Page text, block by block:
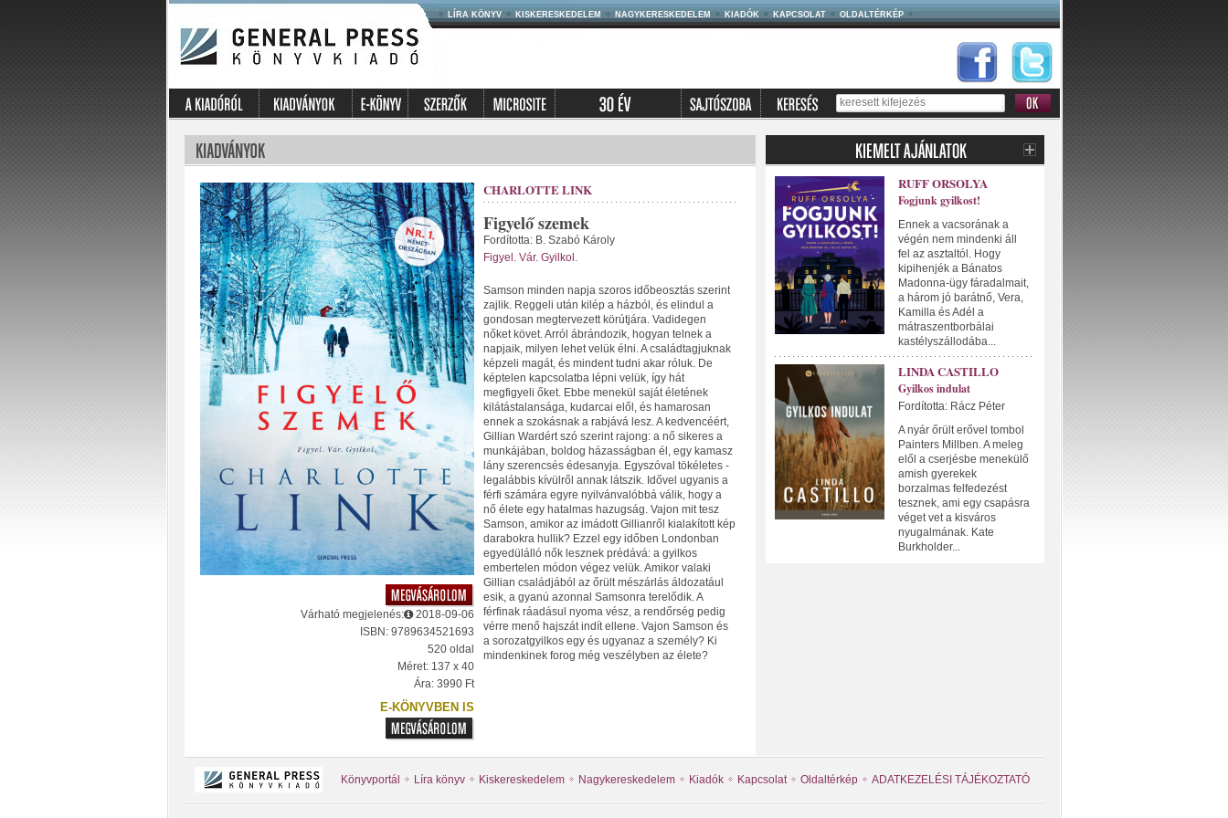
LÍRA KÖNYV KISKERESKEDELEM NAGYKERESKEDELEM KIADÓK KAPCSOLAT OLDALTÉRKÉP
Várható megjelenés:
2018-09-06
ISBN: 9789634521693
520 oldal
Méret: 137 x 40
Ára: 3990 Ft
E-KÖNYVBEN IS
CHARLOTTE LINK
Figyelő szemek
Fordította: B. Szabó Károly
Figyel. Vár. Gyilkol.
Samson minden napja szoros időbeosztás szerint
zajlik. Reggeli után kilép a házból, és elindul a
gondosan megtervezett körútjára. Vadidegen
nőket követ. Arról ábrándozik, hogyan telnek a
napjaik, milyen lehet velük élni. A családtagjuknak
képzeli magát, és mindent tudni akar róluk. De
képtelen kapcsolatba lépni velük, így hát
megfigyeli őket. Ebbe menekül saját életének
kilátástalansága, kudarcai elől, és hamarosan
ennek a szokásnak a rabjává lesz. A kedvencéért,
Gillian Wardért szó szerint rajong: a nő sikeres a
munkájában, boldog házasságban él, egy kamasz
lány szerencsés édesanyja. Egyszóval tökéletes -
legalábbis kívülről annak látszik. Idővel ugyanis a
férfi számára egyre nyilvánvalóbbá válik, hogy a
nő élete egy hatalmas hazugság. Vajon mit tesz
Samson, amikor az imádott Gillianről kialakított kép
darabokra hullik? Ezzel egy időben Londonban
egyedülálló nők lesznek prédává: a gyilkos
embertelen módon végez velük. Amikor valaki
Gillian családjából az őrült mészárlás áldozatául
esik, a gyanú azonnal Samsonra terelődik. A
férfinak ráadásul nyoma vész, a rendőrség pedig
vérre menő hajszát indít ellene. Vajon Samson és
a sorozatgyilkos egy és ugyanaz a személy? Ki
mindenkinek forog még veszélyben az élete?
RUFF ORSOLYA
Fogjunk gyilkost!
Ennek a vacsorának a
végén nem mindenki áll
fel az asztaltól. Hogy
kipihenjék a Bánatos
Madonna-ügy fáradalmait,
a három jó barátnő, Vera,
Kamilla és Adél a
mátraszentborbálai
kastélyszállodába...
LINDA CASTILLO
Gyilkos indulat
Fordította: Rácz Péter
A nyár őrült erővel tombol
Painters Millben. A meleg
elől a cserjésbe menekülő
amish gyerekek
borzalmas felfedezést
tesznek, ami egy csapásra
véget vet a kisváros
nyugalmának. Kate
Burkholder...
Könyvportál Líra könyv Kiskereskedelem Nagykereskedelem Kiadók Kapcsolat Oldaltérkép ADATKEZELÉSI TÁJÉKOZTATÓ